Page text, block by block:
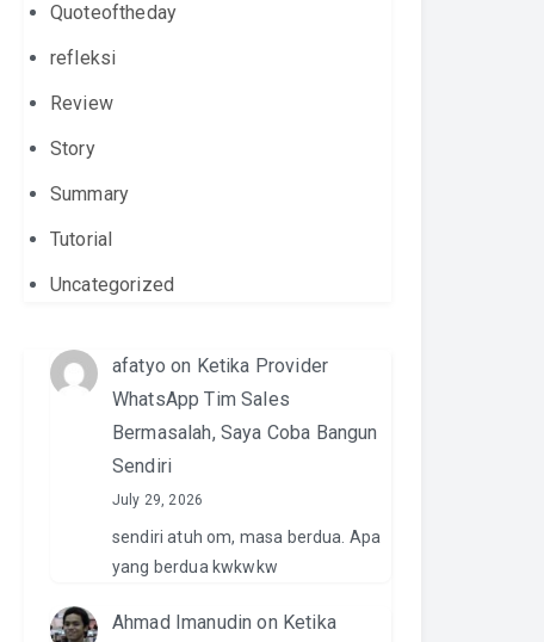
Quoteoftheday
refleksi
Review
Story
Summary
Tutorial
Uncategorized
afatyo on Ketika Provider
WhatsApp Tim Sales
Bermasalah, Saya Coba Bangun
Sendiri
July 29, 2026
sendiri atuh om, masa berdua. Apa
yang berdua kwkwkw
Ahmad Imanudin on Ketika